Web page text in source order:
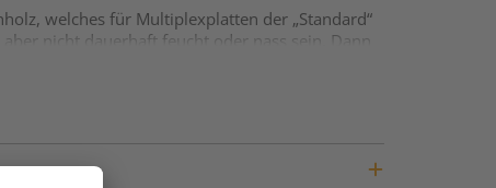
welches für Multiplexplatten der „Standard“
nicht dauerhaft feucht oder nass sein. Dann
der Platte. Bei BB/BB sind Äste (auch
sehr verbreitete Variante.
ist.